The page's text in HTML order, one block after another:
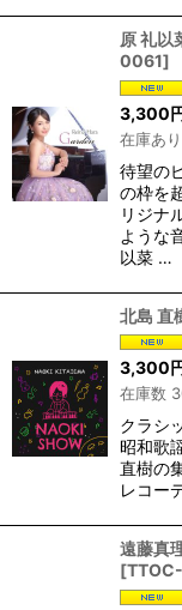
原 礼以
0061]
3,300
在庫あり
待望の
の枠を
リジナ
ような
以菜 …
北島 直
3,300
在庫数
クラシ
昭和歌
直樹の
レコー
遠藤真
[